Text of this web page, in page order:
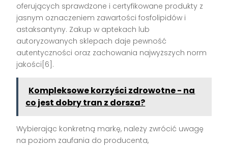
oferujących sprawdzone i certyfikowane produkty z
jasnym oznaczeniem zawartości fosfolipidów i
astaksantyny. Zakup w aptekach lub
autoryzowanych sklepach daje pewność
autentyczności oraz zachowania najwyższych norm
jakości[6].
Kompleksowe korzyści zdrowotne - na
co jest dobry tran z dorsza?
Wybierając konkretną markę, należy zwrócić uwagę
na poziom zaufania do producenta,